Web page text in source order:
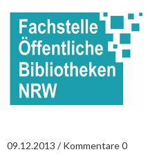
09.12.2013 Kommentare 0